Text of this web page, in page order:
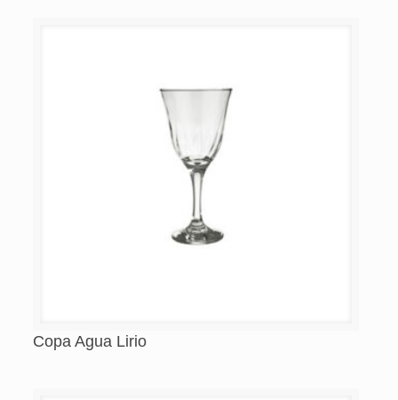
Copa Agua Lirio